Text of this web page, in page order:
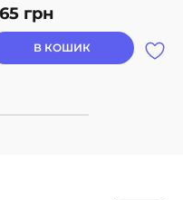
грнТаран, Марко
Наталя
Наталя
Ткаченко,
В КОШИК